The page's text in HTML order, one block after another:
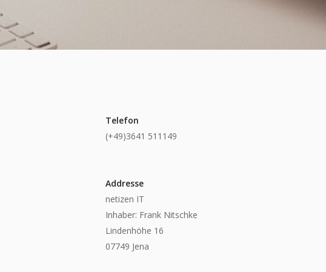
Telefon
(+49)3641 511149
Addresse
netizen IT
Inhaber: Frank Nitschke
Lindenhöhe 16
07749 Jena